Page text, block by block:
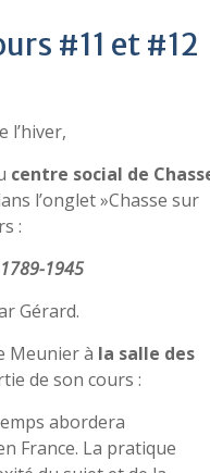
#11 et #12
l’hiver,
centre social de
l’onglet »Chasse sur
:
1945
Gérard.
Meunier à la salle des
de son cours :
abordera
France. La pratique